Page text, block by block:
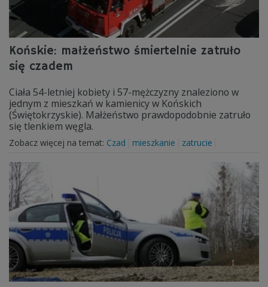
Końskie: małżeństwo śmiertelnie zatruło
się czadem
Ciała 54-letniej kobiety i 57-mężczyzny znaleziono w
jednym z mieszkań w kamienicy w Końskich
(Świętokrzyskie). Małżeństwo prawdopodobnie zatruło
się tlenkiem węgla.
Zobacz więcej na temat: Czad mieszkanie zatrucie